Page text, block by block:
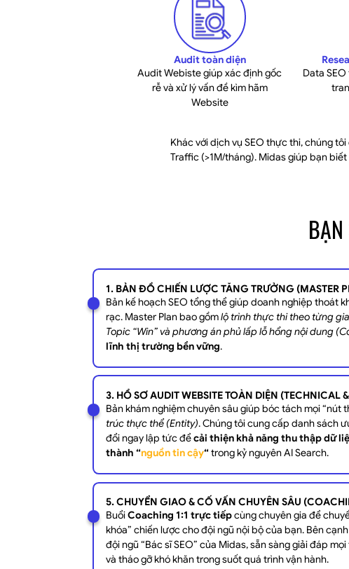
Audit toàn diện
Audit Webiste giúp xác định gốc
rễ và xử lý vấn đề kìm hãm
Website
Data
Khác với dịch vụ SEO thực thi, chúng
Traffic (>1M/tháng). Midas giúp bạn
1. BẢN ĐỒ CHIẾN LƯỢC TĂNG TRƯỞNG (MASTER
Bản kế hoạch SEO tổng thể giúp doanh nghiệp thoát
rạc. Master Plan bao gồmlộ trình thực thi theo từng
Topic “Win” và phương án phủ lấp lỗ hổng nội dung
lĩnh thị trường bền vững.
3. HỒ SƠ AUDIT WEBSITE TOÀN DIỆN (TECHNICAL
Bản khám nghiệm chuyên sâu giúp bóc tách mọi “nút
trúc thực thể (Entity). Chúng tôi cung cấp danh sách
đổi ngay lập tức đểcải thiện khả năng thu thập dữ
thành “nguồn tin cậy“trong kỷ nguyên AI Search.
5. CHUYỂN GIAO & CỐ VẤN CHUYÊN SÂU
BuổiCoaching 1:1 trực tiếpcùng chuyên gia để
khóa” chiến lược cho đội ngũ nội bộ của bạn. Bên
đội ngũ “Bác sĩ SEO” của Midas, sẵn sàng giải đáp
và tháo gỡ khó khăn trong suốt quá trình vận hành.